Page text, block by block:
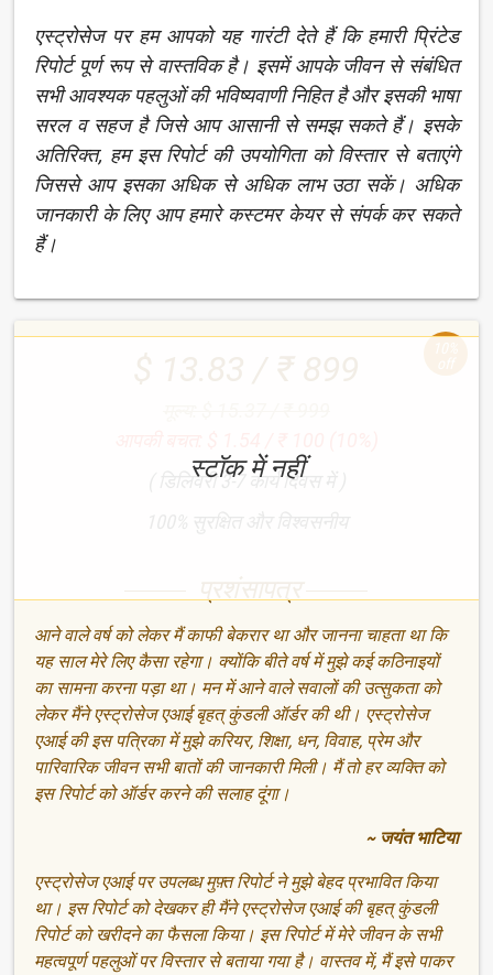
एस्ट्रोसेज पर हम आपको यह गारंटी देते हैं कि हमारी प्रिंटेड
रिपोर्ट पूर्ण रूप से वास्तविक है। इसमें आपके जीवन से संबंधित
सभी आवश्यक पहलुओं की भविष्यवाणी निहित है और इसकी भाषा
सरल व सहज है जिसे आप आसानी से समझ सकते हैं। इसके
अतिरिक्त, हम इस रिपोर्ट की उपयोगिता को विस्तार से बताएंगे
जिससे आप इसका अधिक से अधिक लाभ उठा सकें। अधिक
जानकारी के लिए आप हमारे कस्टमर केयर से संपर्क कर सकते
हैं।
स्टॉक में नहीं
$ 13.83 / ₹ 899
( डिलिवरी 3-7 कार्य दिवस में )
प्रशंसापत्र
आने वाले वर्ष को लेकर मैं काफी बेकरार था और जानना चाहता था कि
यह साल मेरे लिए कैसा रहेगा। क्योंकि बीते वर्ष में मुझे कई कठिनाइयों
का सामना करना पड़ा था। मन में आने वाले सवालों की उत्सुकता को
लेकर मैंने एस्ट्रोसेज एआई बृहत् कुंडली ऑर्डर की थी। एस्ट्रोसेज
एआई की इस पत्रिका में मुझे करियर, शिक्षा, धन, विवाह, प्रेम और
पारिवारिक जीवन सभी बातों की जानकारी मिली। मैं तो हर व्यक्ति को
इस रिपोर्ट को ऑर्डर करने की सलाह दूंगा।
~ जयंत भाटिया
एस्ट्रोसेज एआई पर उपलब्ध मुफ़्त रिपोर्ट ने मुझे बेहद प्रभावित किया
था। इस रिपोर्ट को देखकर ही मैंने एस्ट्रोसेज एआई की बृहत् कुंडली
रिपोर्ट को खरीदने का फैसला किया। इस रिपोर्ट में मेरे जीवन के सभी
महत्वपूर्ण पहलुओं पर विस्तार से बताया गया है। वास्तव में, मैं इसे पाकर